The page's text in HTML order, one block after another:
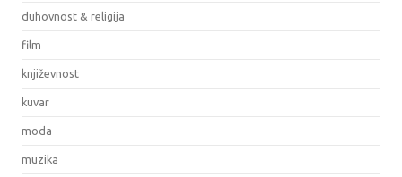
duhovnost & religija
film
književnost
kuvar
moda
muzika